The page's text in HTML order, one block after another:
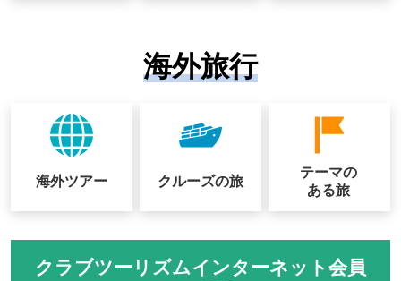
海外旅行
海外ツアー クルーズの旅
テーマの
ある旅
クラブツーリズムインターネット会員